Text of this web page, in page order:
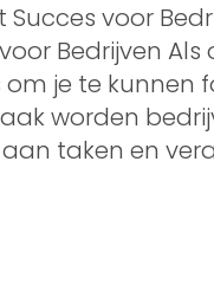
voor
Bedrijven
je te kunnen
worden
taken en